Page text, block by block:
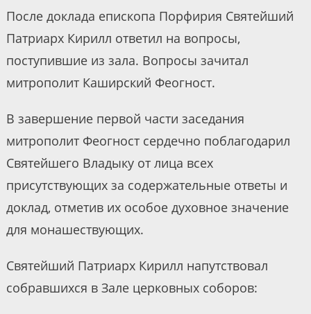
После доклада епископа Порфирия Святейший
Патриарх Кирилл ответил на вопросы,
поступившие из зала. Вопросы зачитал
митрополит Каширский Феогност.
В завершение первой части заседания
митрополит Феогност сердечно поблагодарил
Святейшего Владыку от лица всех
присутствующих за содержательные ответы и
доклад, отметив их особое духовное значение
для монашествующих.
Святейший Патриарх Кирилл напутствовал
собравшихся в Зале церковных соборов: